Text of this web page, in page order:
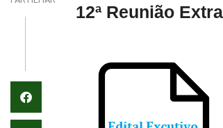
12ª Reunião